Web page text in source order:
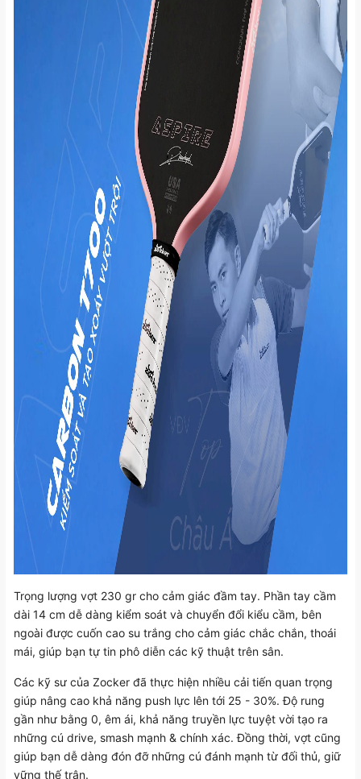
Trọng lượng vợt 230 gr cho cảm giác đầm tay. Phần tay cầm
dài 14 cm dễ dàng kiểm soát và chuyển đổi kiểu cầm, bên
ngoài được cuốn cao su trắng cho cảm giác chắc chắn, thoái
mái, giúp bạn tự tin phô diễn các kỹ thuật trên sân.
Các kỹ sư của Zocker đã thực hiện nhiều cải tiến quan trọng
giúp nâng cao khả năng push lực lên tới 25 - 30%. Độ rung
gần như bằng 0, êm ái, khả năng truyền lực tuyệt vời tạo ra
những cú drive, smash mạnh & chính xác. Đồng thời, vợt cũng
giúp bạn dễ dàng đón đỡ những cú đánh mạnh từ đối thủ, giữ
vững thế trận.